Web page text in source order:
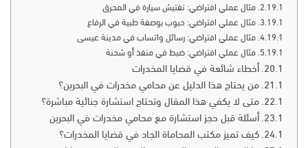
مثال عملي افتراضي: تفتيش سيارة في المحرق
مثال عملي افتراضي: حبوب بوصفة طبية في الرفاع
مثال عملي افتراضي: رسائل واتساب في مدينة عيسى
مثال عملي افتراضي: ضبط في منفذ أو شحنة
أخطاء شائعة في قضايا المخدرات
من يحتاج هذا الدليل عن محامي مخدرات في البحرين؟
متى لا يكفي هذا المقال وتحتاج استشارة جنائية مباشرة؟
أسئلة قبل حجز استشارة مع محامي مخدرات في البحرين
كيف تميز مكتب المحاماة الجاد في قضايا المخدرات؟